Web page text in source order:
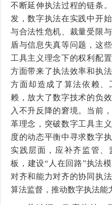
不断延伸执法过程的链条
发，数字执法在实践中开
与合法性危机、裁量受限
盾与信息失真等问题，这
工具主义理念下的权利配
方面带来了执法效率和执
方面却造成了算法依赖、
赖，放大了数字技术的负
入不升反降的窘境。当前
革理念，突破数字工具主
度的动态平衡中寻求数字
实践层面，应补齐监管、
板，建设“人在回路”执法
对齐和能力对齐的协同执
算法监督，推动数字执法能